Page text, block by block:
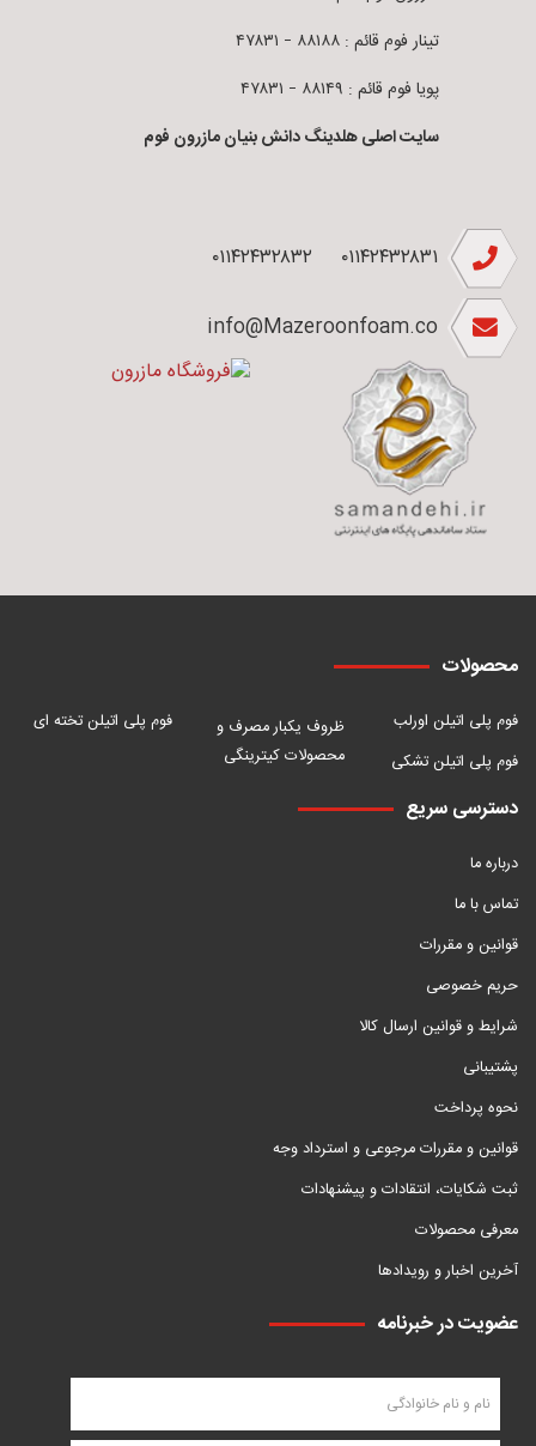
تینار فوم قائم : ۸۸۱۸۸ – ۴۷۸۳۱
پویا فوم قائم : ۸۸۱۴۹ – ۴۷۸۳۱
سایت اصلی هلدینگ دانش بنیان مازرون فوم
۰۱۱۴۲۴۳۲۸۳۱ ۰۱۱۴۲۴۳۲۸۳۲
info@Mazeroonfoam.co
محصولات
فوم پلی اتیلن اورلب
فوم پلی اتیلن تشکی
ظروف یکبار مصرف و
محصولات کیترینگی
فوم پلی اتیلن تخته ای
دسترسی سریع
درباره ما
تماس با ما
قوانین و مقررات
حریم خصوصی
شرایط و قوانین ارسال کالا
پشتیبانی
نحوه پرداخت
قوانین و مقررات مرجوعی و استرداد وجه
ثبت شکایات، انتقادات و پیشنهادات
معرفی محصولات
آخرین اخبار و رویدادها
عضویت در خبرنامه